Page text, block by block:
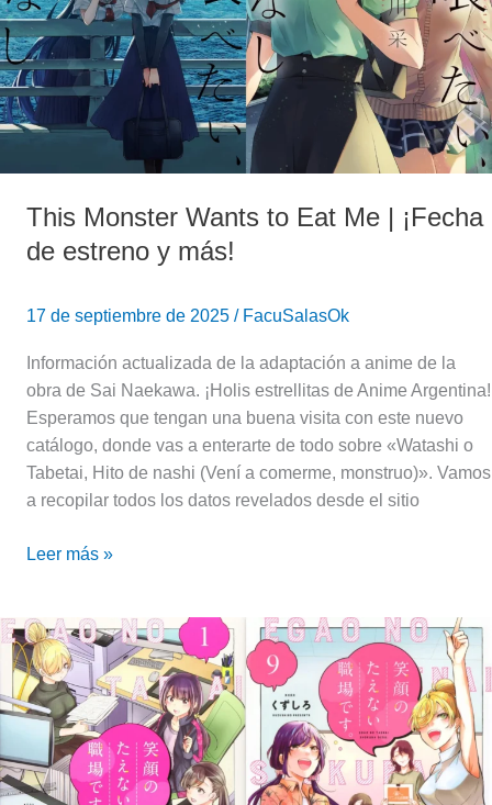
This Monster Wants to Eat Me | ¡Fecha
de estreno y más!
17 de septiembre de 2025 / FacuSalasOk
Información actualizada de la adaptación a anime de la
obra de Sai Naekawa. ¡Holis estrellitas de Anime Argentina!
Esperamos que tengan una buena visita con este nuevo
catálogo, donde vas a enterarte de todo sobre «Watashi o
Tabetai, Hito de nashi (Vení a comerme, monstruo)». Vamos
a recopilar todos los datos revelados desde el sitio
¡Fecha
de
estreno
y
más!
Leer más »
A
Mangaka’s
Weirdly
Wonderful
Workplace
|
¡Fecha